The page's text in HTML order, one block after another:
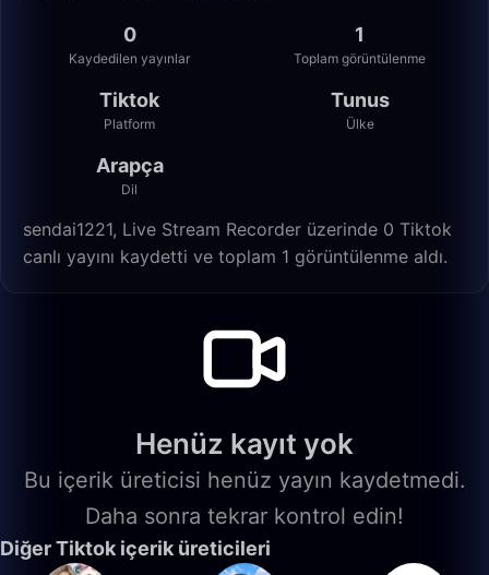
0
Kaydedilen yayınlar
1
Toplam görüntülenme
Tiktok
Platform
Tunus
Ülke
Arapça
Dil
sendai1221, Live Stream Recorder üzerinde 0 Tiktok
canlı yayını kaydetti ve toplam 1 görüntülenme aldı.
Henüz kayıt yok
Bu içerik üreticisi henüz yayın kaydetmedi.
Daha sonra tekrar kontrol edin!
Diğer Tiktok içerik üreticileri